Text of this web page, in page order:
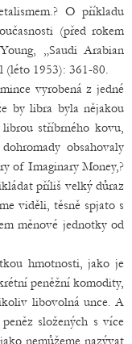
O příkladu
(před rokem
„Saudi Arabian
(léto 1953): 361-80.
vyrobená z jedné
by libra byla nějakou
stříbrného kovu,
obsahovaly
of Imaginary Money,?
příliš velký důraz
viděli, těsně spjato s
měnové jednotky od
hmotnosti, jako je
peněžní komodity,
libovolná unce. A
složených s více
nemůžeme nazývat